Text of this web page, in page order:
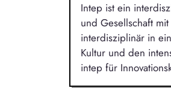
Intep ist ein
und Gesellschaft
interdisziplinär in
Kultur und den
intep für